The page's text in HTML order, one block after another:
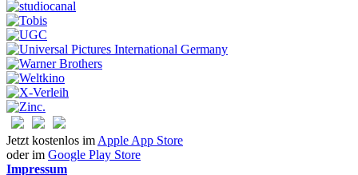
Jetzt kostenlos im Apple App Store
oder im Google Play Store
Impressum